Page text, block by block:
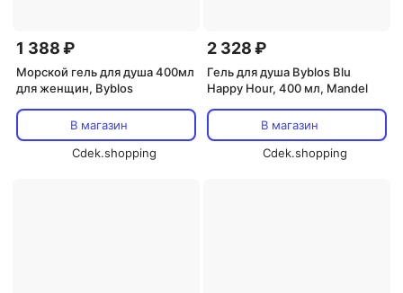
1 388 ₽
Морской гель для душа 400мл
для женщин, Byblos
В магазин
Cdek.shopping
2 328 ₽
Гель для душа Byblos Blu
Happy Hour, 400 мл, Mandel
В магазин
Cdek.shopping